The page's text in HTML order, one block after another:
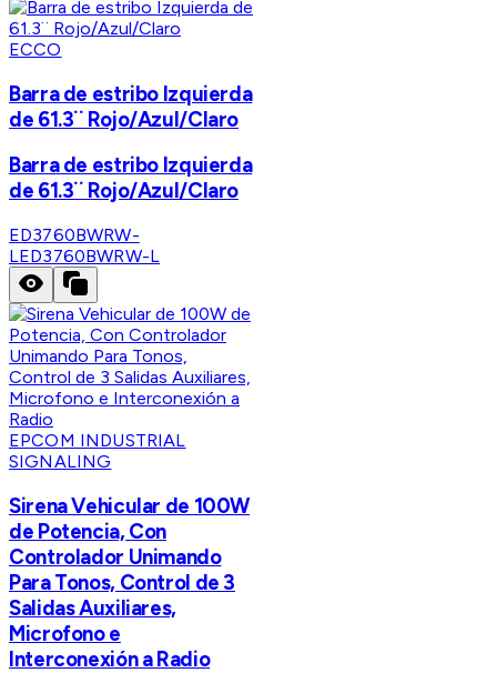
ECCO
Barra de estribo Izquierda
de 61.3¨ Rojo/Azul/Claro
Barra de estribo Izquierda
de 61.3¨ Rojo/Azul/Claro
ED3760BWRW-
LED3760BWRW-L
EPCOM INDUSTRIAL
SIGNALING
Sirena Vehicular de 100W
de Potencia, Con
Controlador Unimando
Para Tonos, Control de 3
Salidas Auxiliares,
Microfono e
Interconexión a Radio